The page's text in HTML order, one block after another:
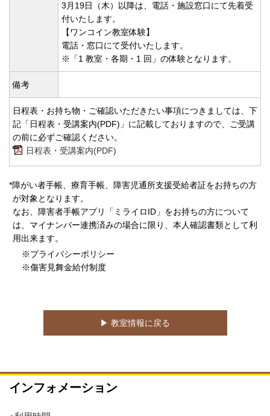
3月19日（木）以降は、電話・施設窓口にて先着受
付いたします。
【ワンコイン教室体験】
電話・窓口にて受付いたします。
※「1 教室・各期・1 回」の体験となります。
備考
日程表・お持ち物・ご確認いただきたい事項につきましては、下
記「日程表・受講案内(PDF)」に記載しておりますので、ご受講
の前に必ずご確認ください。
日程表・受講案内(PDF)
*障がい者手帳、療育手帳、障害児通所支援受給者証をお持ちの方
が対象となります。
なお、障害者手帳アプリ「ミライロID」をお持ちの方について
は、マイナンバー連携済みの場合に限り、本人確認書類として利
用出来ます。
※プライバシーポリシー
※傷害見舞金給付制度
▶︎ 教室情報に戻る
インフォメーション